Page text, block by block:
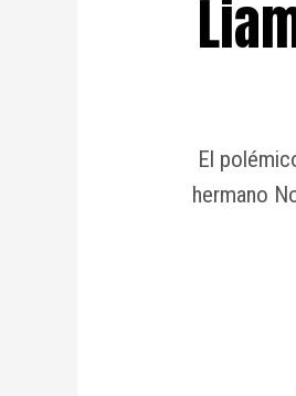
El
hermano